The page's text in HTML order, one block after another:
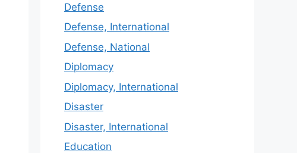
Defense
Defense, International
Defense, National
Diplomacy
Diplomacy, International
Disaster
Disaster, International
Education